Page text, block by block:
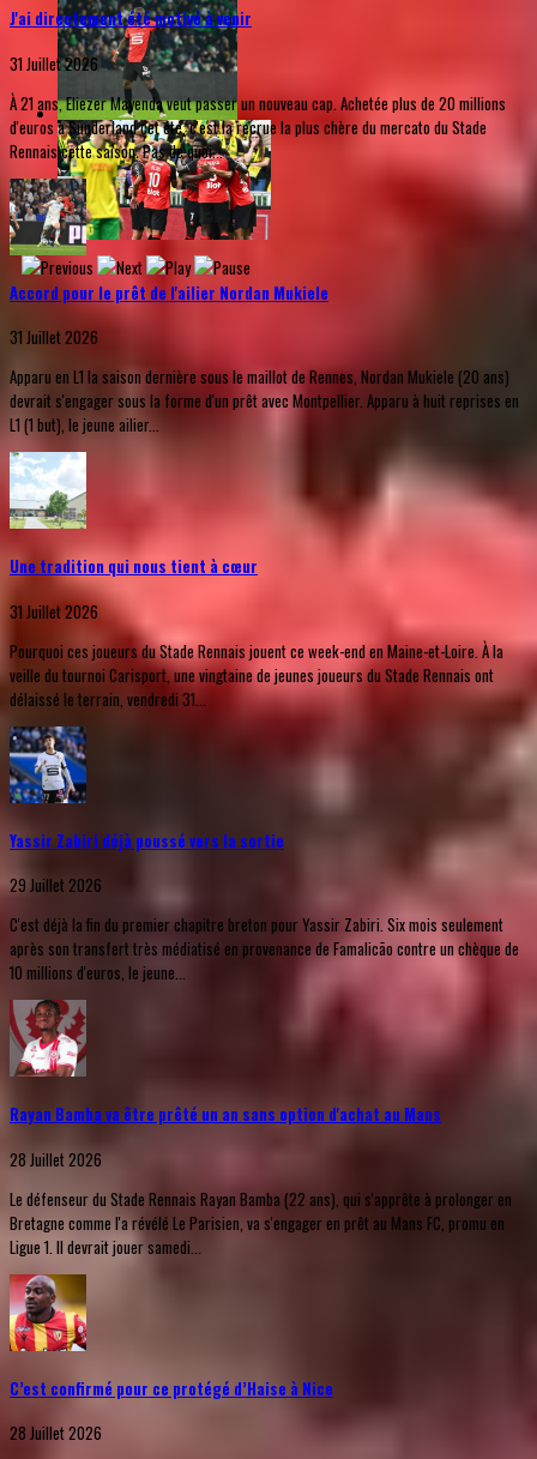
J'ai directement été motivé à venir
31 Juillet 2026
À 21 ans, Eliezer Mayenda veut passer un nouveau cap. Achetée plus de 20 millions
d'euros à Sunderland cet été, c'est la recrue la plus chère du mercato du Stade
Rennais cette saison. Pas de quoi...
Accord pour le prêt de l'ailier Nordan Mukiele
31 Juillet 2026
Apparu en L1 la saison dernière sous le maillot de Rennes, Nordan Mukiele (20 ans)
devrait s'engager sous la forme d'un prêt avec Montpellier. Apparu à huit reprises en
L1 (1 but), le jeune ailier...
Une tradition qui nous tient à cœur
31 Juillet 2026
Pourquoi ces joueurs du Stade Rennais jouent ce week-end en Maine-et-Loire. À la
veille du tournoi Carisport, une vingtaine de jeunes joueurs du Stade Rennais ont
délaissé le terrain, vendredi 31...
Yassir Zabiri déjà poussé vers la sortie
29 Juillet 2026
C'est déjà la fin du premier chapitre breton pour Yassir Zabiri. Six mois seulement
après son transfert très médiatisé en provenance de Famalicão contre un chèque de
10 millions d'euros, le jeune...
Rayan Bamba va être prêté un an sans option d'achat au Mans
28 Juillet 2026
Le défenseur du Stade Rennais Rayan Bamba (22 ans), qui s'apprête à prolonger en
Bretagne comme l'a révélé Le Parisien, va s'engager en prêt au Mans FC, promu en
Ligue 1. Il devrait jouer samedi...
C’est confirmé pour ce protégé d’Haise à Nice
28 Juillet 2026